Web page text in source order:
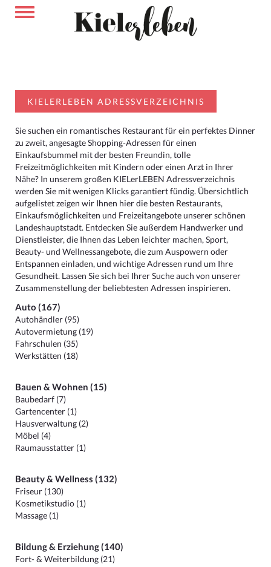
KIELERLEBEN ADRESSVERZEICHNIS
Sie suchen ein romantisches Restaurant für ein perfektes Dinner
zu zweit, angesagte Shopping-Adressen für einen
Einkaufsbummel mit der besten Freundin, tolle
Freizeitmöglichkeiten mit Kindern oder einen Arzt in Ihrer
Nähe? In unserem großen KIELerLEBEN Adressverzeichnis
werden Sie mit wenigen Klicks garantiert fündig. Übersichtlich
aufgelistet zeigen wir Ihnen hier die besten Restaurants,
Einkaufsmöglichkeiten und Freizeitangebote unserer schönen
Landeshauptstadt. Entdecken Sie außerdem Handwerker und
Dienstleister, die Ihnen das Leben leichter machen, Sport,
Beauty- und Wellnessangebote, die zum Auspowern oder
Entspannen einladen, und wichtige Adressen rund um Ihre
Gesundheit. Lassen Sie sich bei Ihrer Suche auch von unserer
Zusammenstellung der beliebtesten Adressen inspirieren.
Auto (167)
Autohändler (95)
Autovermietung (19)
Fahrschulen (35)
Werkstätten (18)
Bauen & Wohnen (15)
Baubedarf (7)
Gartencenter (1)
Hausverwaltung (2)
Möbel (4)
Raumausstatter (1)
Beauty & Wellness (132)
Friseur (130)
Kosmetikstudio (1)
Massage (1)
Bildung & Erziehung (140)
Fort- & Weiterbildung (21)